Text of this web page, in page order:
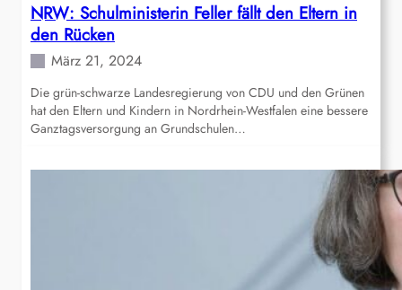
NRW: Schulministerin Feller fällt den Eltern in
den Rücken
März 21, 2024
Die grün-schwarze Landesregierung von CDU und den Grünen
hat den Eltern und Kindern in Nordrhein-Westfalen eine bessere
Ganztagsversorgung an Grundschulen…